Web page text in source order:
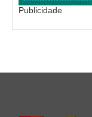
Publicidade